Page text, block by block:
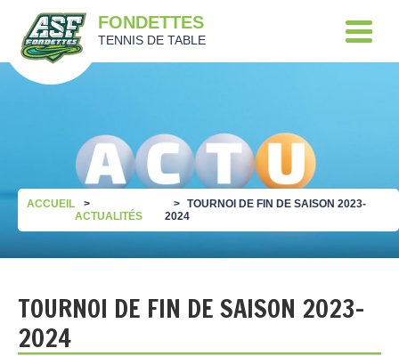
FONDETTES
TENNIS DE TABLE
ACCUEIL
ACTUALITÉS
TOURNOI DE FIN DE SAISON 2023-
2024
TOURNOI DE FIN DE SAISON 2023-
2024